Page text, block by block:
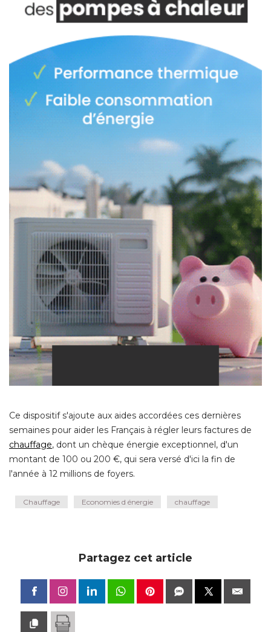
Ce dispositif s'ajoute aux aides accordées ces dernières
semaines pour aider les Français à régler leurs factures de
chauffage, dont un chèque énergie exceptionnel, d'un
montant de 100 ou 200 €, qui sera versé d'ici la fin de
l'année à 12 millions de foyers.
Chauffage Economies d énergie chauffage
Partagez cet article